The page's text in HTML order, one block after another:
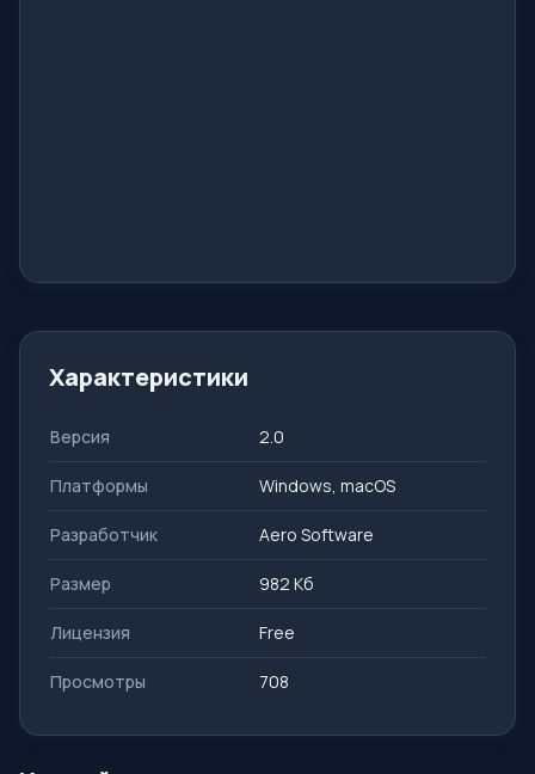
Характеристики
Версия 2.0
Платформы Windows, macOS
Разработчик Aero Software
Размер 982 Кб
Лицензия Free
Просмотры 708